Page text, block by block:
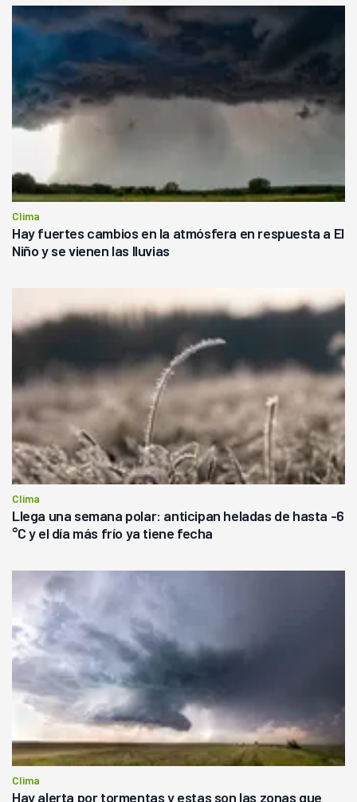
Clima
Hay fuertes cambios en la atmósfera en respuesta a El
Niño y se vienen las lluvias
Clima
Llega una semana polar: anticipan heladas de hasta -6
°C y el día más frío ya tiene fecha
Clima
Hay alerta por tormentas y estas son las zonas que